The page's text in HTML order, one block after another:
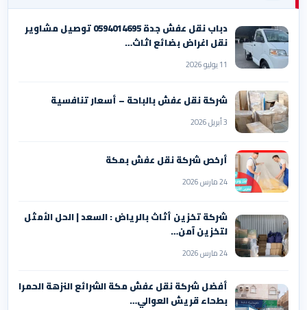
دباب نقل عفش جدة 0594014695 توصيل مشاوير
نقل اغراض بضائع اثاث…
11 يوليو 2026
شركة نقل عفش بالباحة – أسعار تنافسية
3 أبريل 2026
أرخص شركة نقل عفش بمكة
24 مارس 2026
شركة تخزين أثاث بالرياض : السعد | الحل الأمثل
لتخزين آمن…
24 مارس 2026
أفضل شركة نقل عفش مكة الشرائع النزهة الحمرا
بطحاء قريش العوالي…